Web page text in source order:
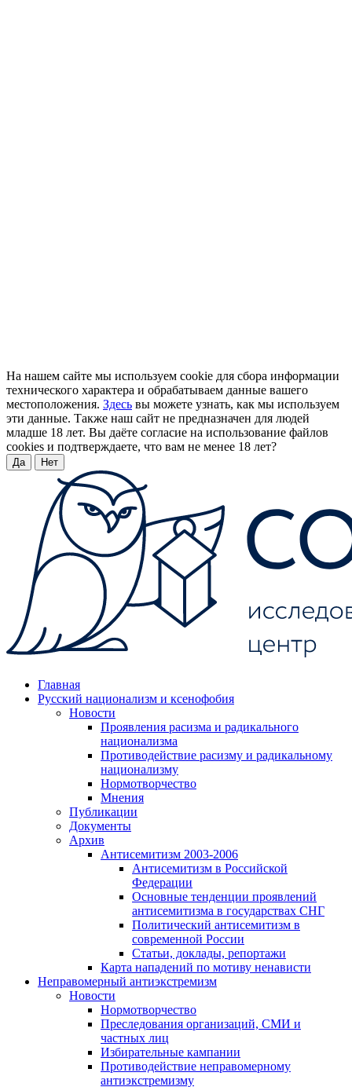
На нашем сайте мы используем cookie для сбора информации
технического характера и обрабатываем данные вашего
местоположения. Здесь вы можете узнать, как мы используем
эти данные. Также наш сайт не предназначен для людей
младше 18 лет. Вы даёте согласие на использование файлов
cookies и подтверждаете, что вам не менее 18 лет?
Да Нет
Главная
Русский национализм и ксенофобия
Новости
Проявления расизма и радикального
национализма
Противодействие расизму и радикальному
национализму
Нормотворчество
Мнения
Публикации
Документы
Архив
Антисемитизм 2003-2006
Антисемитизм в Российской
Федерации
Основные тенденции проявлений
антисемитизма в государствах СНГ
Политический антисемитизм в
современной России
Статьи, доклады, репортажи
Карта нападений по мотиву ненависти
Неправомерный антиэкстремизм
Новости
Нормотворчество
Преследования организаций, СМИ и
частных лиц
Избирательные кампании
Противодействие неправомерному
антиэкстремизму